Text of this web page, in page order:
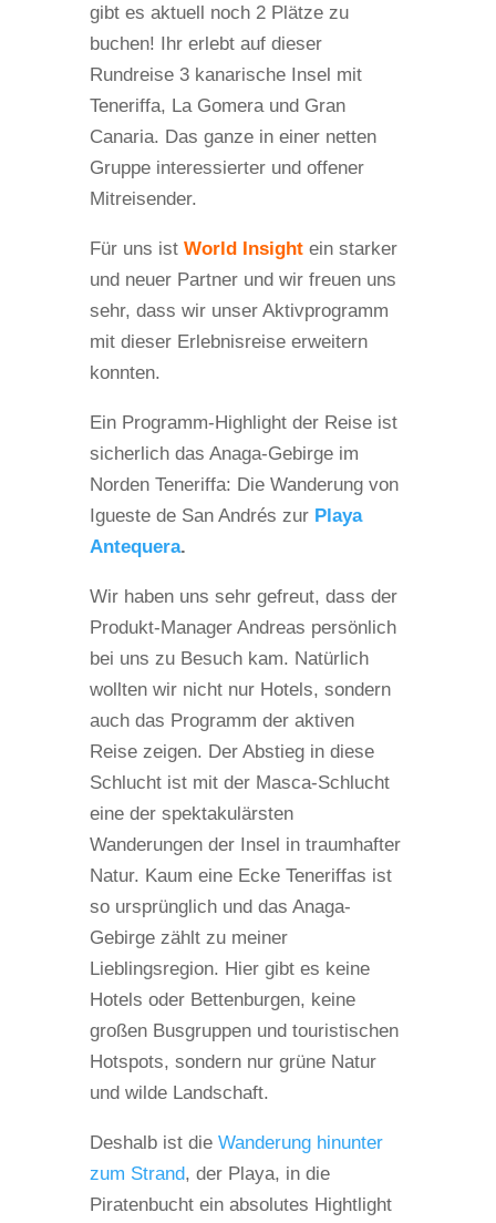
gibt es aktuell noch 2 Plätze zu
buchen! Ihr erlebt auf dieser
Rundreise 3 kanarische Insel mit
Teneriffa, La Gomera und Gran
Canaria. Das ganze in einer netten
Gruppe interessierter und offener
Mitreisender.
Für uns ist World Insightein starker
und neuer Partner und wir freuen uns
sehr, dass wir unser Aktivprogramm
mit dieser Erlebnisreise erweitern
konnten.
Ein Programm-Highlight der Reise ist
sicherlich das Anaga-Gebirge im
Norden Teneriffa: Die Wanderung von
Igueste de San Andrés zur Playa
Antequera.
Wir haben uns sehr gefreut, dass der
Produkt-Manager Andreas persönlich
bei uns zu Besuch kam. Natürlich
wollten wir nicht nur Hotels, sondern
auch das Programm der aktiven
Reise zeigen. Der Abstieg in diese
Schlucht ist mit der Masca-Schlucht
eine der spektakulärsten
Wanderungen der Insel in traumhafter
Natur. Kaum eine Ecke Teneriffas ist
so ursprünglich und das Anaga-
Gebirge zählt zu meiner
Lieblingsregion. Hier gibt es keine
Hotels oder Bettenburgen, keine
großen Busgruppen und touristischen
Hotspots, sondern nur grüne Natur
und wilde Landschaft.
Deshalb ist die Wanderung hinunter
zum Strand, der Playa, in die
Piratenbucht ein absolutes Hightlight